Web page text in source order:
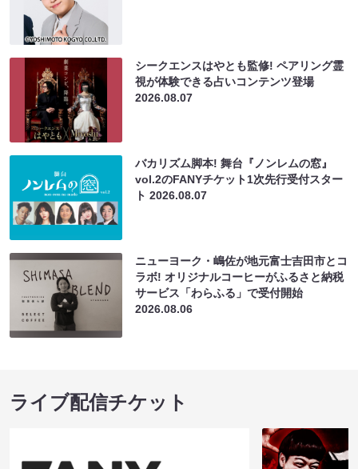
シークエンスはやとも監修! ペアリング霊
視が体験できる占いコンテンツ登場
2026.08.07
バカリズム脚本! 舞台『ノンレムの窓』
vol.2のFANYチケット1次先行受付スター
ト2026.08.07
ニューヨーク・嶋佐が地元富士吉田市とコ
ラボ! オリジナルコーヒーがふるさと納税
サービス「わらふる」で受付開始
2026.08.06
ライブ配信チケット